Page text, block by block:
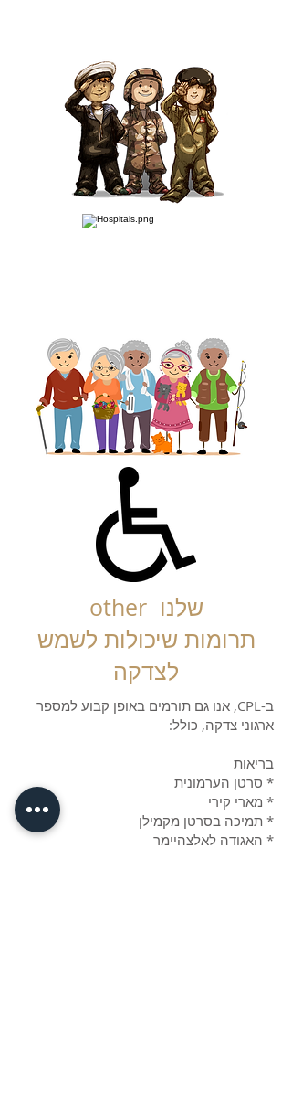
other שלנו
תרומות שיכולות לשמש
לצדקה
ב-CPL, אנו גם תורמים באופן קבוע למספר
ארגוני צדקה, כולל:
בריאות
* סרטן הערמונית
* מארי קירי
* תמיכה בסרטן מקמילן
* האגודה לאלצהיימר